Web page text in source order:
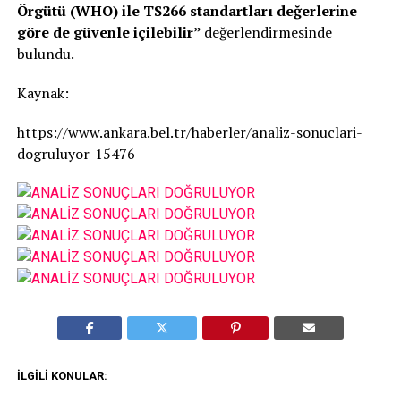
Örgütü (WHO) ile TS266 standartları değerlerine
göre de güvenle içilebilir” değerlendirmesinde
bulundu.
Kaynak:
https://www.ankara.bel.tr/haberler/analiz-sonuclari-
dogruluyor-15476
İLGILI KONULAR: